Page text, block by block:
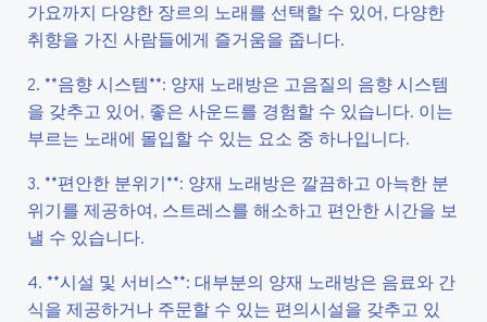
가요까지 다양한 장르의 노래를 선택할 수 있어, 다양한
취향을 가진 사람들에게 즐거움을 줍니다.
2. **음향 시스템**: 양재 노래방은 고음질의 음향 시스템
을 갖추고 있어, 좋은 사운드를 경험할 수 있습니다. 이는
부르는 노래에 몰입할 수 있는 요소 중 하나입니다.
3. **편안한 분위기**: 양재 노래방은 깔끔하고 아늑한 분
위기를 제공하여, 스트레스를 해소하고 편안한 시간을 보
낼 수 있습니다.
4. **시설 및 서비스**: 대부분의 양재 노래방은 음료와 간
식을 제공하거나 주문할 수 있는 편의시설을 갖추고 있